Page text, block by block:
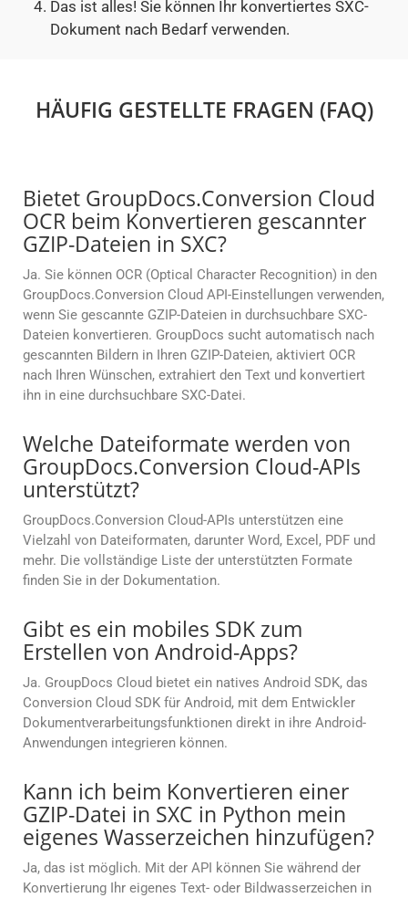
Das ist alles! Sie können Ihr konvertiertes SXC-
Dokument nach Bedarf verwenden.
HÄUFIG GESTELLTE FRAGEN (FAQ)
Bietet GroupDocs.Conversion Cloud
OCR beim Konvertieren gescannter
GZIP-Dateien in SXC?
Ja. Sie können OCR (Optical Character Recognition) in den
GroupDocs.Conversion Cloud API-Einstellungen verwenden,
wenn Sie gescannte GZIP-Dateien in durchsuchbare SXC-
Dateien konvertieren. GroupDocs sucht automatisch nach
gescannten Bildern in Ihren GZIP-Dateien, aktiviert OCR
nach Ihren Wünschen, extrahiert den Text und konvertiert
ihn in eine durchsuchbare SXC-Datei.
Welche Dateiformate werden von
GroupDocs.Conversion Cloud-APIs
unterstützt?
GroupDocs.Conversion Cloud-APIs unterstützen eine
Vielzahl von Dateiformaten, darunter Word, Excel, PDF und
mehr. Die vollständige Liste der unterstützten Formate
finden Sie in der Dokumentation.
Gibt es ein mobiles SDK zum
Erstellen von Android-Apps?
Ja. GroupDocs Cloud bietet ein natives Android SDK, das
Conversion Cloud SDK für Android, mit dem Entwickler
Dokumentverarbeitungsfunktionen direkt in ihre Android-
Anwendungen integrieren können.
Kann ich beim Konvertieren einer
GZIP-Datei in SXC in Python mein
eigenes Wasserzeichen hinzufügen?
Ja, das ist möglich. Mit der API können Sie während der
Konvertierung Ihr eigenes Text- oder Bildwasserzeichen in